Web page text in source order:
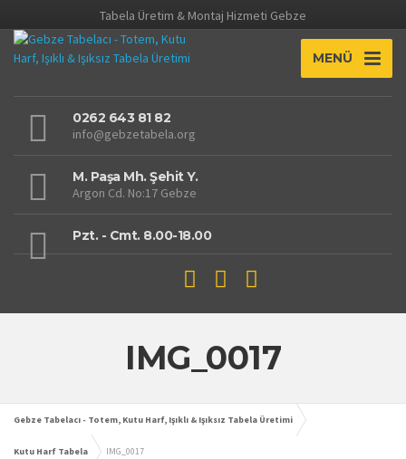
Tabela Üretim & Montaj Hizmeti Gebze
MENÜ
0262 643 81 82
info@gebzetabela.org
M. Paşa Mh. Şehit Y.
Argon Cd. No:17 Gebze
Pzt. - Cmt. 8.00-18.00
IMG_0017
Gebze Tabelacı - Totem, Kutu Harf, Işıklı & Işıksız Tabela Üretimi
Kutu Harf Tabela IMG_0017